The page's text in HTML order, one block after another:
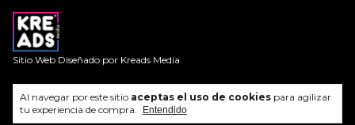
Al navegar por este sitio aceptas el uso de cookies para agilizar
tu experiencia de compra.
Entendido
Sitio Web Diseñado por Kreads Media.
Copyright Orión - 2026. Todos los derechos reservados.